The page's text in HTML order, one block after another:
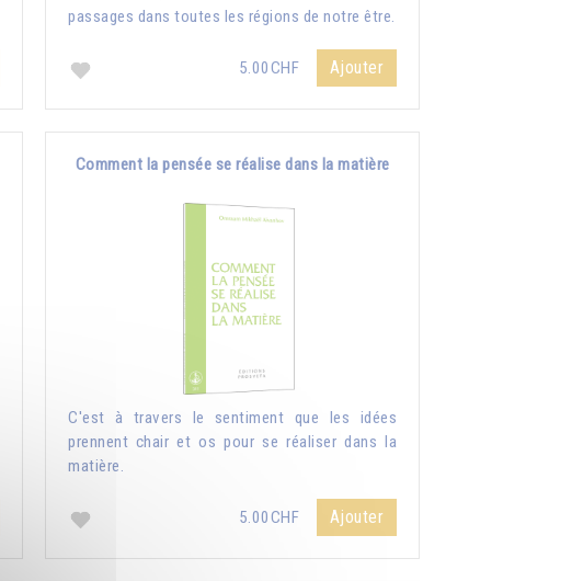
passages dans toutes les régions de notre être.
5.00CHF Ajouter
Comment la pensée se réalise dans la matière
C'est à travers le sentiment que les idées
prennent chair et os pour se réaliser dans la
matière.
5.00CHF Ajouter